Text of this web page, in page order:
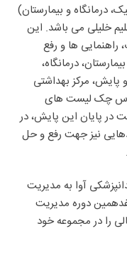
درمانگاه و بیمارستان)
خلیلی می باشد. این
راهنمایی ها و رفع
درمانگاه،
مرکز بهداشتی
چک لیست های
در پایان این پایش، در
نیز جهت رفع و حل
آوا به مدیریت
دوره مدیریت
را در مجموعه خود